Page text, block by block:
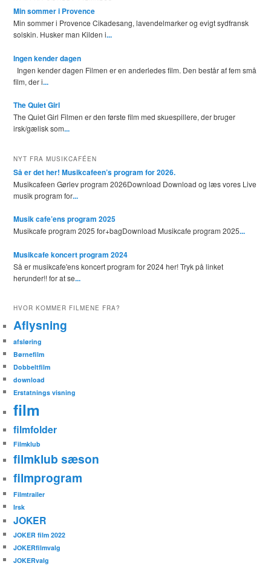
Min sommer i Provence
Min sommer i Provence Cikadesang, lavendelmarker og evigt sydfransk
solskin. Husker man Kilden i...
Ingen kender dagen
Ingen kender dagen Filmen er en anderledes film. Den består af fem små
film, der i...
The Quiet Girl
The Quiet Girl Filmen er den første film med skuespillere, der bruger
irsk/gælisk som...
NYT FRA MUSIKCAFÉEN
Så er det her! Musikcafeen’s program for 2026.
Musikcafeen Gørlev program 2026Download Download og læs vores Live
musik program for...
Musik cafe’ens program 2025
Musikcafe program 2025 for+bagDownload Musikcafe program 2025...
Musikcafe koncert program 2024
Så er musikcafe'ens koncert program for 2024 her! Tryk på linket
herunder!! for at se...
HVOR KOMMER FILMENE FRA?
Aflysning
afsløring
Børnefilm
Dobbeltfilm
download
Erstatnings visning
film
filmfolder
Filmklub
filmklub sæson
filmprogram
Filmtrailer
Irsk
JOKER
JOKER film 2022
JOKERfilmvalg
JOKERvalg